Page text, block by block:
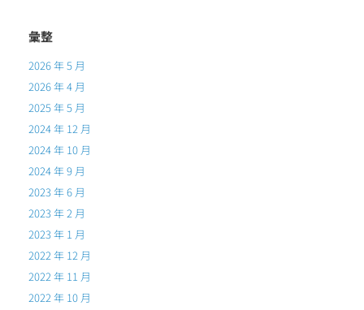
彙整
2026 年 5 月
2026 年 4 月
2025 年 5 月
2024 年 12 月
2024 年 10 月
2024 年 9 月
2023 年 6 月
2023 年 2 月
2023 年 1 月
2022 年 12 月
2022 年 11 月
2022 年 10 月